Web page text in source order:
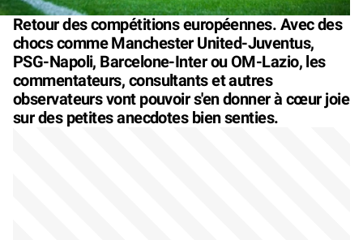
Retour des compétitions européennes. Avec des
chocs comme Manchester United-Juventus,
PSG-Napoli, Barcelone-Inter ou OM-Lazio, les
commentateurs, consultants et autres
observateurs vont pouvoir s'en donner à cœur joie
sur des petites anecdotes bien senties.